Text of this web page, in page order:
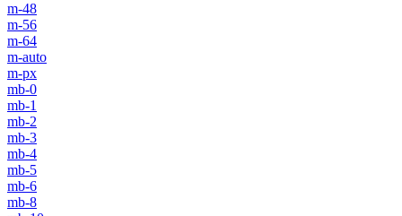
m-48
m-56
m-64
m-auto
m-px
mb-0
mb-1
mb-2
mb-3
mb-4
mb-5
mb-6
mb-8